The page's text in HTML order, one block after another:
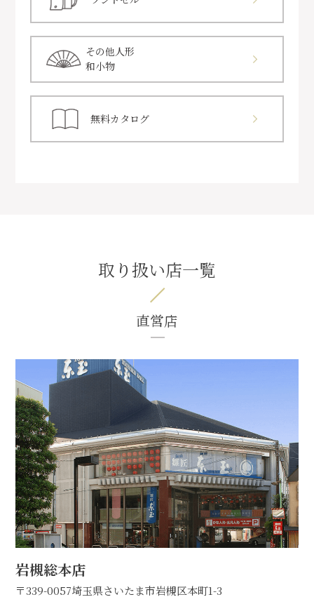
その他人形
和小物
無料カタログ
取り扱い店一覧
直営店
岩槻総本店
〒339-0057埼玉県さいたま市岩槻区本町1-3